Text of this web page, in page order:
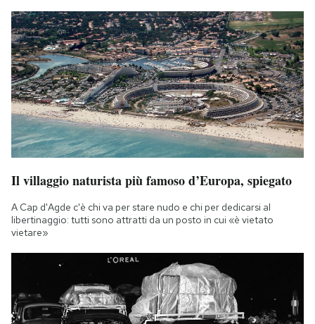
Il villaggio naturista più famoso d’Europa, spiegato
A Cap d'Agde c'è chi va per stare nudo e chi per dedicarsi al
libertinaggio: tutti sono attratti da un posto in cui «è vietato
vietare»